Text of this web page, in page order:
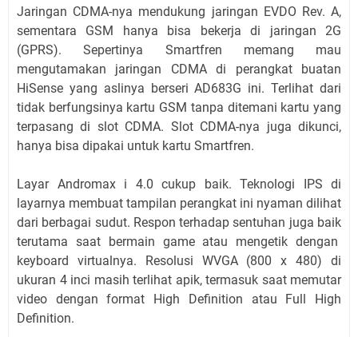
Jaringan CDMA-nya mendukung jaringan EVDO Rev. A,
sementara GSM hanya bisa bekerja di jaringan 2G
(GPRS). Sepertinya Smartfren memang mau
mengutamakan jaringan CDMA di perangkat buatan
HiSense yang aslinya berseri AD683G ini. Terlihat dari
tidak berfungsinya kartu GSM tanpa ditemani kartu yang
terpasang di slot CDMA. Slot CDMA-nya juga dikunci,
hanya bisa dipakai untuk kartu Smartfren.
Layar Andromax i 4.0 cukup baik. Teknologi IPS di
layarnya membuat tampilan perangkat ini nyaman dilihat
dari berbagai sudut. Respon terhadap sentuhan juga baik
terutama saat bermain game atau mengetik dengan
keyboard virtualnya. Resolusi WVGA (800 x 480) di
ukuran 4 inci masih terlihat apik, termasuk saat memutar
video dengan format High Definition atau Full High
Definition.